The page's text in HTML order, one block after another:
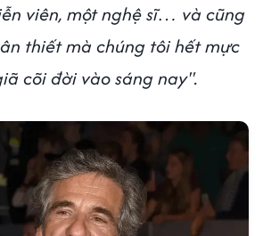
viên, một nghệ sĩ… và cũng
thiết mà chúng tôi hết mực
cõi đời vào sáng nay".